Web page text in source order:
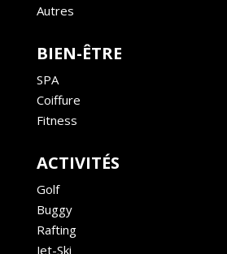
Autres
BIEN-ÊTRE
SPA
Coiffure
Fitness
ACTIVITÉS
Golf
Buggy
Rafting
Jet-Ski